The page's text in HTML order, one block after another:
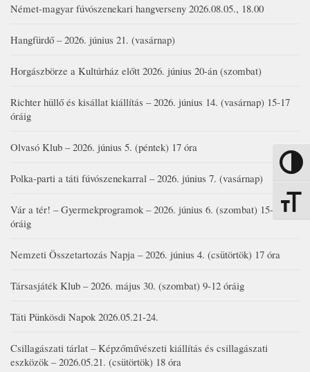
Nagy
Német-magyar fúvószenekari hangverseny 2026.08.05., 18.00
Hangfürdő – 2026. június 21. (vasárnap)
Horgászbörze a Kultúrház előtt 2026. június 20-án (szombat)
Richter hüllő és kisállat kiállítás – 2026. június 14. (vasárnap) 15-17
óráig
Olvasó Klub – 2026. június 5. (péntek) 17 óra
Polka-parti a táti fúvószenekarral – 2026. június 7. (vasárnap)
Vár a tér! – Gyermekprogramok – 2026. június 6. (szombat) 15-19
óráig
Nemzeti Összetartozás Napja – 2026. június 4. (csütörtök) 17 óra
Társasjáték Klub – 2026. május 30. (szombat) 9-12 óráig
Táti Pünkösdi Napok 2026.05.21-24.
Csillagászati tárlat – Képzőművészeti kiállítás és csillagászati
eszközök – 2026.05.21. (csütörtök) 18 óra